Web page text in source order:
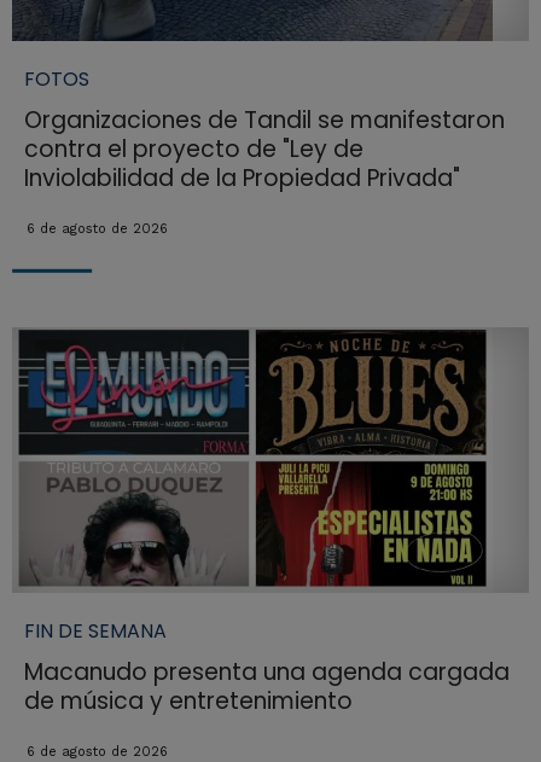
FOTOS
Organizaciones de Tandil se manifestaron
contra el proyecto de "Ley de
Inviolabilidad de la Propiedad Privada"
6 de agosto de 2026
FIN DE SEMANA
Macanudo presenta una agenda cargada
de música y entretenimiento
6 de agosto de 2026